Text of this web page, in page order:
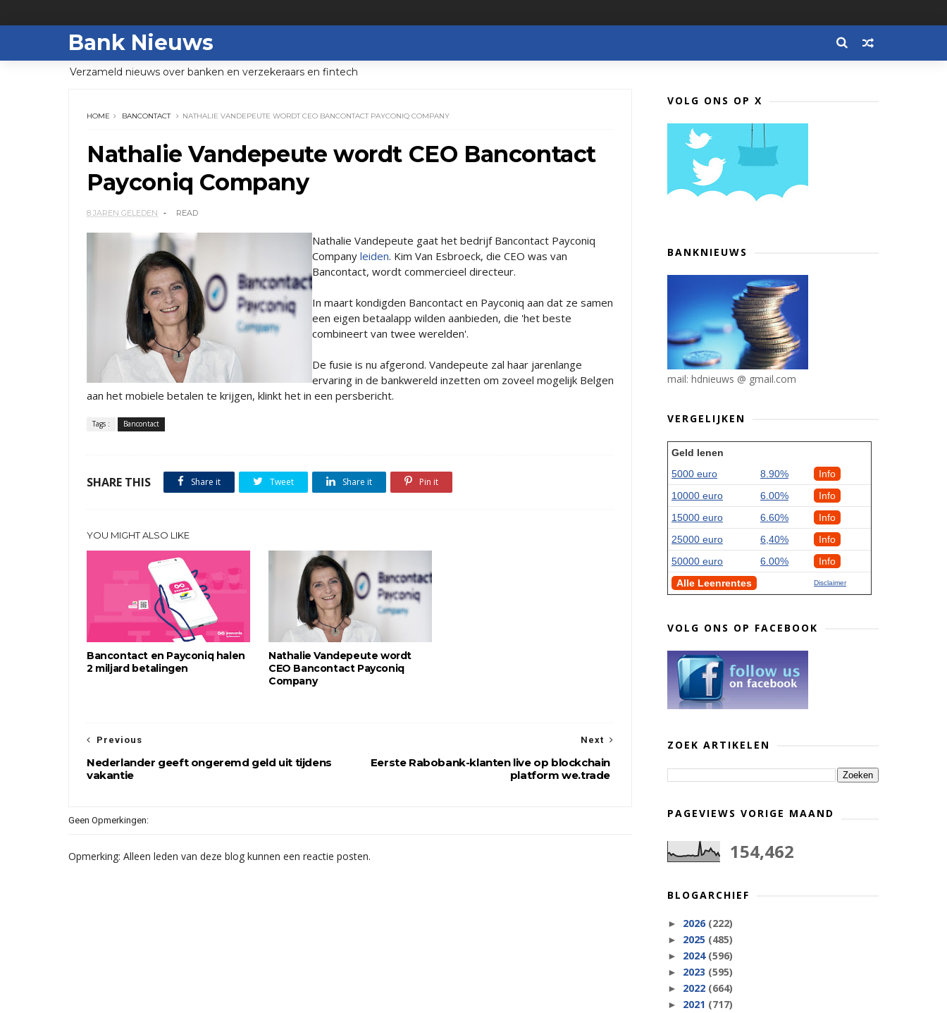
Bank Nieuws
Verzameld nieuws over banken en verzekeraars en fintech
HOME BANCONTACT NATHALIE VANDEPEUTE WORDT CEO BANCONTACT PAYCONIQ COMPANY
Nathalie Vandepeute wordt CEO Bancontact
Payconiq Company
8 JAREN GELEDEN READ
Nathalie Vandepeute gaat het bedrijf Bancontact Payconiq
Company leiden. Kim Van Esbroeck, die CEO was van
Bancontact, wordt commercieel directeur.
In maart kondigden Bancontact en Payconiq aan dat ze samen
een eigen betaalapp wilden aanbieden, die 'het beste
combineert van twee werelden'.
De fusie is nu afgerond. Vandepeute zal haar jarenlange
ervaring in de bankwereld inzetten om zoveel mogelijk Belgen
aan het mobiele betalen te krijgen, klinkt het in een persbericht.
Tags : Bancontact
SHARE THIS Share it Tweet Share it Pin it
YOU MIGHT ALSO LIKE
Bancontact en Payconiq halen
2 miljard betalingen
Nathalie Vandepeute wordt
CEO Bancontact Payconiq
Company
Next
Eerste Rabobank-klanten live op blockchain
platform we.trade
Previous
Nederlander geeft ongeremd geld uit tijdens
vakantie
Geen Opmerkingen:
Opmerking: Alleen leden van deze blog kunnen een reactie posten.
VOLG ONS OP X
BANKNIEUWS
mail: hdnieuws @ gmail.com
VERGELIJKEN
Geld lenen
5000 euro
8.90%
Info
10000 euro
6.00%
Info
15000 euro
6.60%
Info
25000 euro
6,40%
Info
50000 euro
6.00%
Info
Alle Leenrentes
Disclaimer
VOLG ONS OP FACEBOOK
ZOEK ARTIKELEN
PAGEVIEWS VORIGE MAAND
154,462
BLOGARCHIEF
► 2026 (222)
► 2025 (485)
► 2024 (596)
► 2023 (595)
► 2022 (664)
► 2021 (717)